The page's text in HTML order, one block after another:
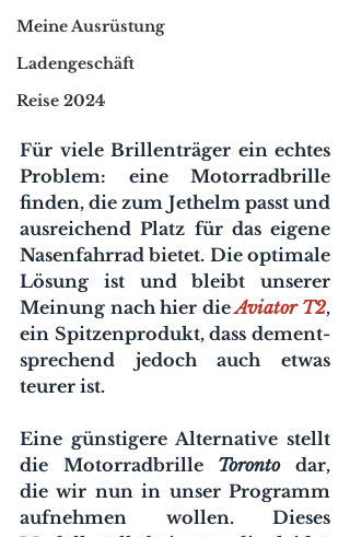
Meine Ausrüstung
Ladengeschäft
Reise 2024
Für viele Brillenträger ein echtes
Problem: eine Motorradbrille
finden, die zum Jethelm passt und
ausreichend Platz für das eigene
Nasenfahrrad bietet. Die optimale
Lösung ist und bleibt unserer
Meinung nach hier die Aviator T2,
ein Spitzenprodukt, dass dement-
sprechend jedoch auch etwas
teurer ist.
Eine günstigere Alternative stellt
die Motorradbrille Toronto dar,
die wir nun in unser Programm
aufnehmen wollen. Dieses